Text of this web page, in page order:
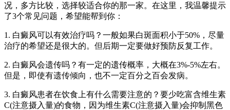
况，多方比较，选择较适合你的那一家。在这里，我温馨提示
了3个常见问题，希望能帮到你：
1. 白癜风可以有效治疗吗？一般如果白斑面积小于50%，尽量
治疗的希望还是很大的。但后期一定要做好预防反复工作。
2. 白癜风会遗传吗？有一定的遗传概率，大概在3%-5%左右。
但是，即使有遗传倾向，也不一定百分之百会发病。
3. 白癜风患者在饮食上有什么需要注意的？要少吃富含维生素
C(注意摄入量)的食物，因为维生素C(注意摄入量)会抑制黑色